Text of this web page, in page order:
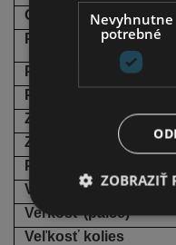
Obruče
Pneumatiky
Pedále
Predný náboj
Zadný náboj
Zadná
Pohlavie
Veľkosť
Veľkosť (palce)
Veľkosť kolies
Nevyhnutne
potrebné
ZOBRAZIŤ